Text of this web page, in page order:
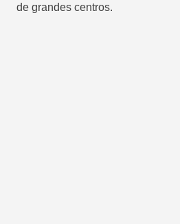
de grandes centros.